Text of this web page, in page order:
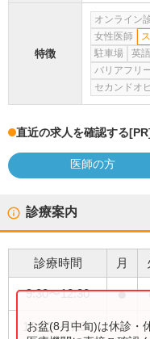
特徴
オンライン
女性医師
駐車場
英語
バリアフリ
セカンドオ
直近の求人を確認する
医師の方
診療案内
診療時間 月
9:30〜12:30 ●
15:00〜17:00
お盆(8月中旬)は休診・